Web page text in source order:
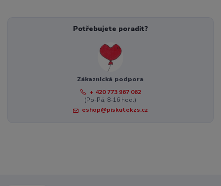
Potřebujete poradit?
Zákaznická podpora
+ 420 773 967 062
(Po-Pá, 8-16 hod.)
eshop@piskutekzs.cz